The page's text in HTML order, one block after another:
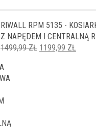
RIWALL RPM 5135 -
Z NAPĘDEM I CENTRALNĄ
1499,99ZŁ PIERWOTNA
1199,99 ZŁ